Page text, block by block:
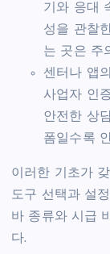
기와 응대
성을 관찰
는 곳은 주
센터나 앱
사업자 인
안전한 상
폼일수록
이러한 기초가
도구 선택과 설
바 종류와 시급
다.